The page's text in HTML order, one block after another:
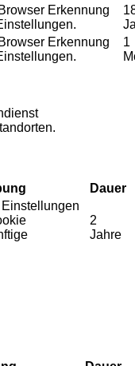
Erkennung
Erkennung
1
Dauer
2
Jahre